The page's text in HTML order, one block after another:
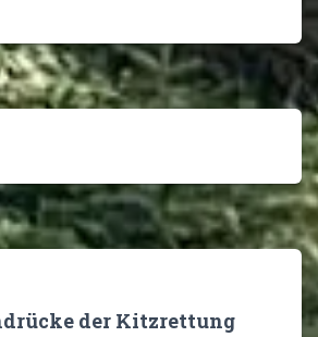
der Kitzrettung